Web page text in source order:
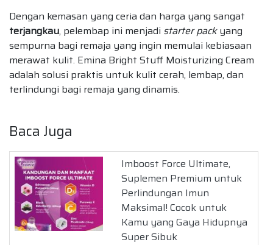
Dengan kemasan yang ceria dan harga yang sangat
terjangkau, pelembap ini menjadi starter packyang
sempurna bagi remaja yang ingin memulai kebiasaan
merawat kulit. Emina Bright Stuff Moisturizing Cream
adalah solusi praktis untuk kulit cerah, lembap, dan
terlindungi bagi remaja yang dinamis.
Baca Juga
Imboost Force Ultimate,
Suplemen Premium untuk
Perlindungan Imun
Maksimal! Cocok untuk
Kamu yang Gaya Hidupnya
Super Sibuk